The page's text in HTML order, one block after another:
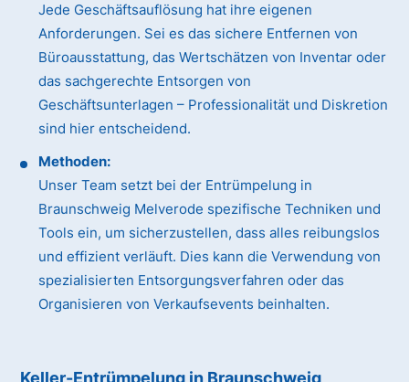
Jede Geschäftsauflösung hat ihre eigenen
Anforderungen. Sei es das sichere Entfernen von
Büroausstattung, das Wertschätzen von Inventar oder
das sachgerechte Entsorgen von
Geschäftsunterlagen – Professionalität und Diskretion
sind hier entscheidend.
Methoden:
Unser Team setzt bei der Entrümpelung in
Braunschweig Melverode spezifische Techniken und
Tools ein, um sicherzustellen, dass alles reibungslos
und effizient verläuft. Dies kann die Verwendung von
spezialisierten Entsorgungsverfahren oder das
Organisieren von Verkaufsevents beinhalten.